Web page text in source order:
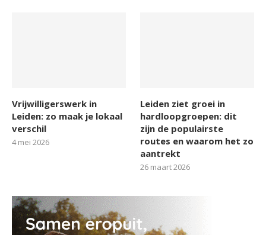
Vrijwilligerswerk in
Leiden: zo maak je lokaal
verschil
4 mei 2026
Leiden ziet groei in
hardloopgroepen: dit
zijn de populairste
routes en waarom het zo
aantrekt
26 maart 2026